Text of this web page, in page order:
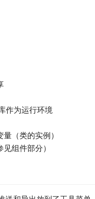
作为运行环境
（类的实例）
组件部分）